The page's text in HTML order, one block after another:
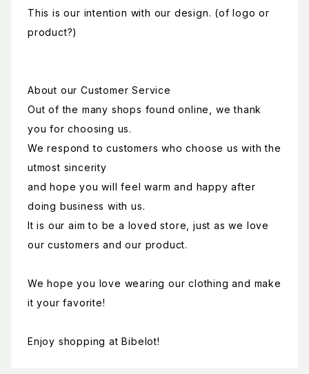
This is our intention with our design. (of logo or
product?)
About our Customer Service
Out of the many shops found online, we thank
you for choosing us.
We respond to customers who choose us with the
utmost sincerity
and hope you will feel warm and happy after
doing business with us.
It is our aim to be a loved store, just as we love
our customers and our product.
We hope you love wearing our clothing and make
it your favorite!
Enjoy shopping at Bibelot!